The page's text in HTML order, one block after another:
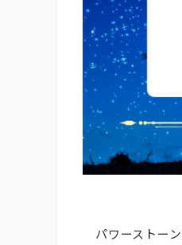
パワーストー